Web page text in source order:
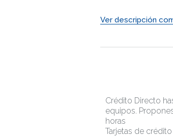
Ver descripción
Crédito Directo
equipos.
horas
Tarjetas de